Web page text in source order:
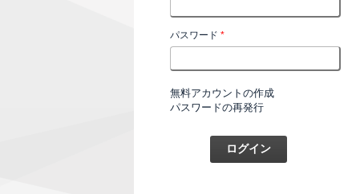
パスワード *
無料アカウントの作成
パスワードの再発行